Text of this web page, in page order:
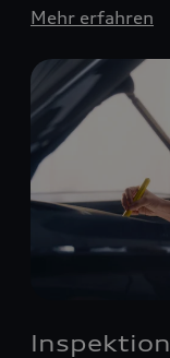
Mehr erfahren
Inspektion